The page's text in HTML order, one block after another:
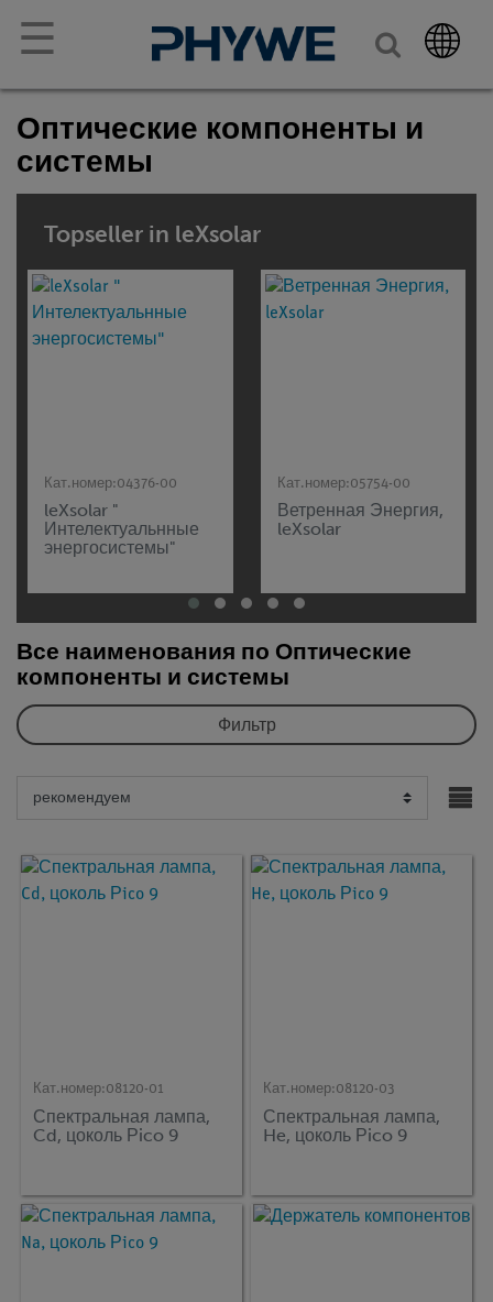
☰
Оптические компоненты и
системы
Topseller in leXsolar
Кат.номер:04376-00
leXsolar "
Интелектуальнные
энергосистемы"
Кат.номер:05754-00
Ветренная Энергия,
leXsolar
Все наименования по Оптические
компоненты и системы
Фильтр
Кат.номер:08120-01
Спектральная лампа,
Cd, цоколь Рico 9
Кат.номер:08120-03
Спектральная лампа,
He, цоколь Рico 9